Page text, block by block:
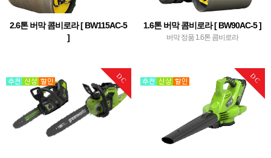
2.6톤 버막 콤비로라 [ BW115AC-5
]
1.6톤 버막 콤비로라 [ BW90AC-5 ]
버막 정품 1.6톤 콤비로라
DC DC